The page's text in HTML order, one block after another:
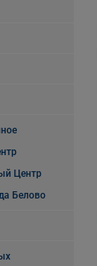
Центр
Белово